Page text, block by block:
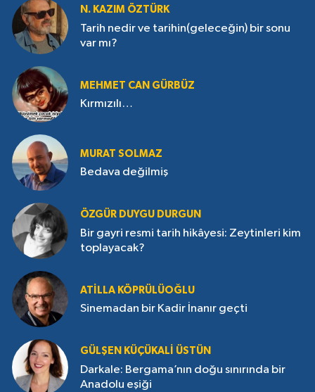
N. KAZIM ÖZTÜRK
Tarih nedir ve tarihin(geleceğin) bir sonu
var mı?
MEHMET CAN GÜRBÜZ
Kırmızılı…
MURAT SOLMAZ
Bedava değilmiş
ÖZGÜR DUYGU DURGUN
Bir gayri resmi tarih hikâyesi: Zeytinleri kim
toplayacak?
ATILLA KÖPRÜLÜOĞLU
Sinemadan bir Kadir İnanır geçti
GÜLŞEN KÜÇÜKALI ÜSTÜN
Darkale: Bergama’nın doğu sınırında bir
Anadolu eşiği